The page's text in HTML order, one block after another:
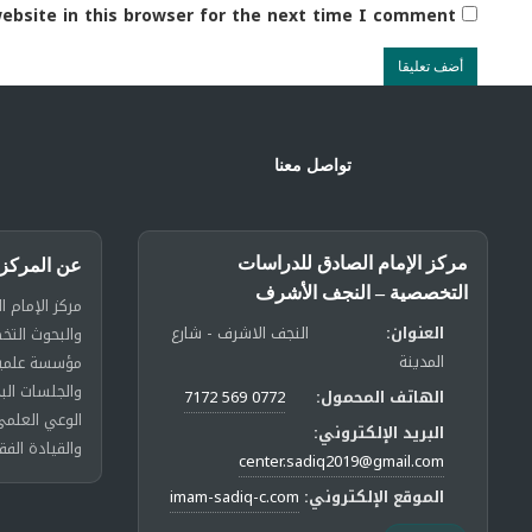
in this browser for the next time I comment.
تواصل معنا
مركز الإمام الصادق للدراسات
التخصصية – النجف الأشرف
العنوان:
النجف الاشرف - شارع
المدينة
الهاتف المحمول:
0772 569 7172
البريد الإلكتروني:
center.sadiq2019@gmail.com
الموقع الإلكتروني: imam-sadiq-c.com
عن المركز
مركز
والبحوث
مؤسسة
والجلسات
الوعي
والقيادة